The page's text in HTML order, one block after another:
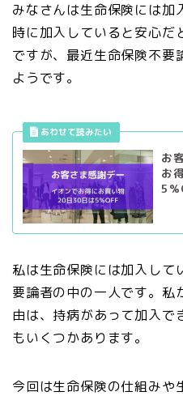
みなさんは生命保険には加
時に加入していると安心だ
ですが、最近生命保険不要
ようです。
お
お
私は生命保険には加入して
要論者の中の一人です。私
由は、持病があって加入で
もいくつかあります。
今回は生命保険の仕組みや